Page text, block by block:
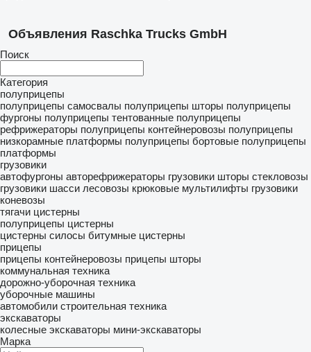
Объявления Raschka Trucks GmbH
Поиск
Категория
полуприцепы
полуприцепы самосвалы полуприцепы шторы полуприцепы
фургоны полуприцепы тентованные полуприцепы
рефрижераторы полуприцепы контейнеровозы полуприцепы
низкорамные платформы полуприцепы бортовые полуприцепы
платформы
грузовики
автофургоны авторефрижераторы грузовики шторы стекловозы
грузовики шасси лесовозы крюковые мультилифты грузовики
коневозы
тягачи цистерны
полуприцепы цистерны
цистерны силосы битумные цистерны
прицепы
прицепы контейнеровозы прицепы шторы
коммунальная техника
дорожно-уборочная техника
уборочные машины
автомобили строительная техника
экскаваторы
колесные экскаваторы мини-экскаваторы
Марка